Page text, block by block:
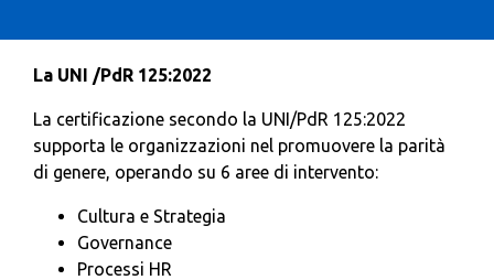
La UNI /PdR 125:2022
La certificazione secondo la UNI/PdR 125:2022
supporta le organizzazioni nel promuovere la parità
di genere, operando su 6 aree di intervento:
Cultura e Strategia
Governance
Processi HR